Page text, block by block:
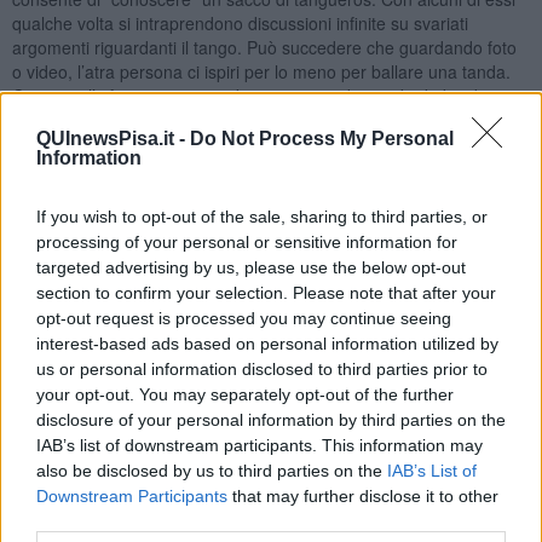
QUInewsPisa.it - Do Not Process My Personal
Information
If you wish to opt-out of the sale, sharing to third parties, or
processing of your personal or sensitive information for
targeted advertising by us, please use the below opt-out
section to confirm your selection. Please note that after your
opt-out request is processed you may continue seeing
interest-based ads based on personal information utilized by
us or personal information disclosed to third parties prior to
your opt-out. You may separately opt-out of the further
disclosure of your personal information by third parties on the
IAB’s list of downstream participants. This information may
also be disclosed by us to third parties on the IAB’s List of
Downstream Participants that may further disclose it to other
qualche volta si intraprendono discussioni infinite su svariati
argomenti riguardanti il tango. Può succedere che guardando foto
o video, l’atra persona ci ispiri per lo meno per ballare una tanda.
Comincia l’infinita sequenza di messaggi e di scambi di desideri
reciproci di poter realizzare, quanto meno, il sogno di una tanda.
Accordi vari, organizzare gli impegni già presi di entrambi per
vedere se riesce l’abbinamento che consente l’incontro.
niente di tutto ciò che l’altra persona ha voluto farci credere, grazie
alle bugie usate come passepartout, per accedere alla nostra
mente e invogliarci a vivere qualcosa di diverso.
Questi tangueros sono i classicikiller seriali virtualiche di danni
ne fanno pochi per la verità, ma che alla fine, deludono
ugualmente. Eh si, il mondo del tango contiene anche questi aspetti
poco profondi, superficiali, di poco spessore e del resto rispecchia
la società di oggi, in cui sono tutti a testa bassa a guardare i
cellulari invece di costruire relazioni e di vivere la vita realmente. La
noia è la causa di tutti i male ma per fortuna c’è il tango con le
tande che ci fanno sognare e vivere intense emozioni sublimando
ciò che non c’è perché difficilmente si trova qualcos’altro. Buon